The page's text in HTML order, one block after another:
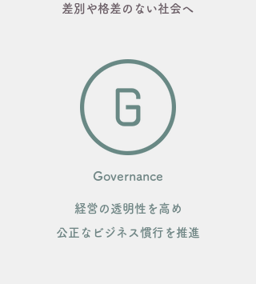
差別や格差のない社会へ
Governance
経営の透明性を高め
公正なビジネス慣行を推進